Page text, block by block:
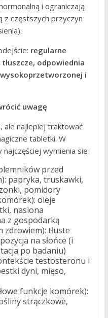
i ograniczają
z częstszych przyczyn
regularne
odpowiednia
wysokoprzetworzonej i
uwagę
ale najlepiej traktować
tabletki. W
wymienia się:
przed
papryka, truskawki,
pomidory
oleje
nasiona
z gospodarką
tłuste
na słońce (i
po badaniu)
testosteronu i
dyni, mięso,
funkcje komórek):
strączkowe,